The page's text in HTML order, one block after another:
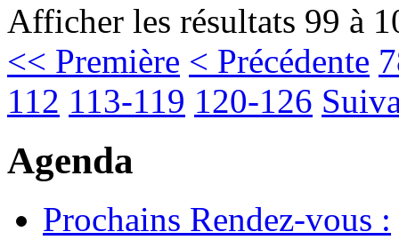
Afficher les résultats 99 à
<< Première < Précédente
112 113-119 120-126
Agenda
Prochains Rendez-vous :